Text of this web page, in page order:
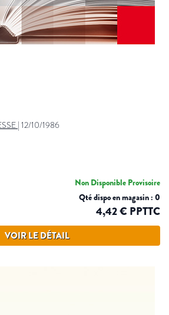
12/10/1986
Non Disponible Provisoire
Qté dispo en magasin : 0
4,42 € PPTTC
VOIR LE DÉTAIL